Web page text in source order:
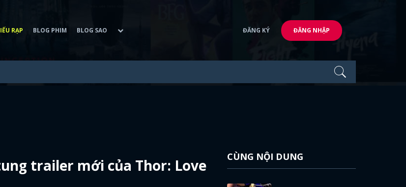
RẠP BLOG PHIM BLOG SAO ĐĂNG KÝ ĐĂNG NHẬP
trailer mới của Thor: Love
CÙNG NỘI DUNG